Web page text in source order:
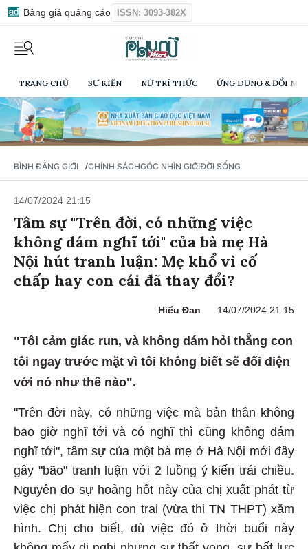
Bảng giá quảng cáo ISSN: 3093-382X
TRANG CHỦ SỰ KIỆN NỮ TRÍ THỨC ỨNG DỤNG & ĐỔI
BÌNH ĐẲNG GIỚI /CHÍNH SÁCHGÓC NHÌN GIỚIĐỜI SỐNG
14/07/2024 21:15
Tâm sự "Trên đời, có những việc
không dám nghĩ tới" của bà mẹ Hà
Nội hút tranh luận: Mẹ khổ vì cố
chấp hay con cái đã thay đổi?
Hiểu Đan 14/07/2024 21:15
"Tôi cảm giác run, và không dám hỏi thẳng con
tôi ngay trước mặt vì tôi không biết sẽ đối diện
với nó như thế nào".
"Trên đời này, có những việc mà bản thân không
bao giờ nghĩ tới và có nghĩ thì cũng không dám
nghĩ tới", tâm sự của một bà mẹ ở Hà Nội mới đây
gây "bão" tranh luận với 2 luồng ý kiến trái chiều.
Nguyên do sự hoảng hốt này của chị xuất phát từ
việc chị phát hiện con trai (vừa thi TN THPT) xăm
hình. Chị cho biết, dù việc đó ở thời buổi này